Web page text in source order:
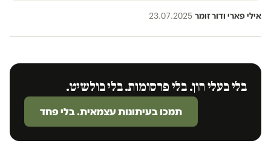
אילי פארי ודור זומר·
23.07.2025
בלי בעלי הון. בלי פרסומות. בלי בולשיט.
תמכו בעיתונות עצמאית. בלי פחד